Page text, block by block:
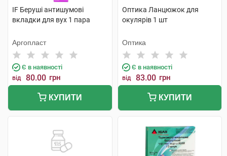
IF Беруші антишумові
вкладки для вух 1 пара
Аргопласт
Є в наявності
від 80.00 грн
КУПИТИ
Оптика Ланцюжок для
окулярів 1 шт
Оптика
Є в наявності
від 83.00 грн
КУПИТИ